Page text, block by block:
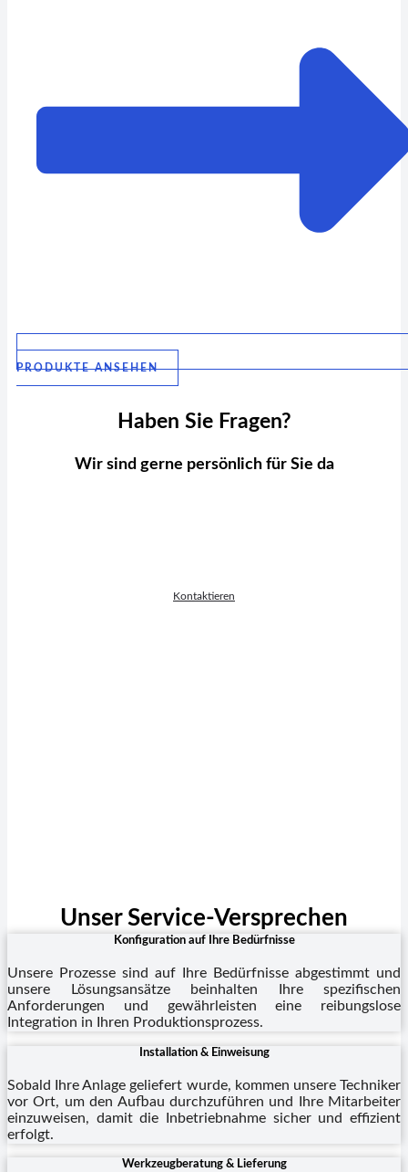
PRODUKTE ANSEHEN
Haben Sie Fragen?
Wir sind gerne persönlich für Sie da
Kontaktieren
Unser Service-Versprechen
Konfiguration auf Ihre Bedürfnisse
Unsere Prozesse sind auf Ihre Bedürfnisse abgestimmt und
unsere Lösungsansätze beinhalten Ihre spezifischen
Anforderungen und gewährleisten eine reibungslose
Integration in Ihren Produktionsprozess.
Installation & Einweisung
Sobald Ihre Anlage geliefert wurde, kommen unsere Techniker
vor Ort, um den Aufbau durchzuführen und Ihre Mitarbeiter
einzuweisen, damit die Inbetriebnahme sicher und effizient
erfolgt.
Werkzeugberatung & Lieferung